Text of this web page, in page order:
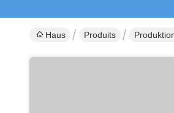
Haus Produits